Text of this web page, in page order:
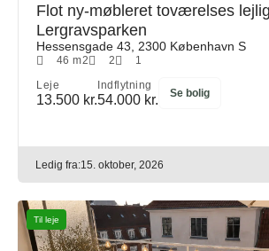
Flot ny-møbleret toværelses
Lergravsparken
Hessensgade 43, 2300 København S
46 m2 2
1
Leje
13.500 kr.
Indflytning
54.000 kr. Se bolig
Ledig fra:15. oktober, 2026
Til leje